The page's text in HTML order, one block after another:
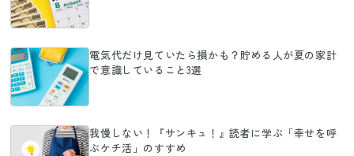
電気代だけ見ていたら損かも？貯める人が夏の家計
で意識していること3選
我慢しない！『サンキュ！』読者に学ぶ「幸せを呼
ぶケチ活」のすすめ